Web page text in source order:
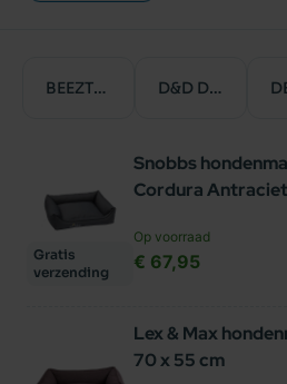
BEEZTEES D&D DREAM & DARE
Gratis
verzending
Snobbs
Cordura Antraciet
Op voorraad
€ 67,95
Lex & Max
70 x 55 cm